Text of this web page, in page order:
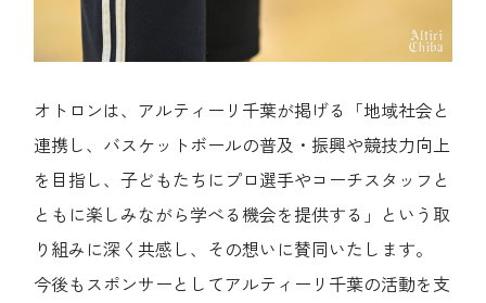
オトロンは、アルティーリ千葉が掲げる「地域社会と
連携し、バスケットボールの普及・振興や競技力向上
を目指し、子どもたちにプロ選手やコーチスタッフと
ともに楽しみながら学べる機会を提供する」という取
り組みに深く共感し、その想いに賛同いたします。
今後もスポンサーとしてアルティーリ千葉の活動を支